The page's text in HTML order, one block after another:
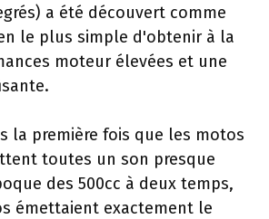
a été découvert comme
le plus simple d'obtenir à la
moteur élevées et une
la première fois que les motos
toutes un son presque
des 500cc à deux temps,
émettaient exactement le